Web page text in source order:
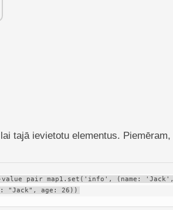
tajā ievietotu elementus. Piemēram,
pair map1.set('info', (name: 'Jack',
"Jack", age: 26))